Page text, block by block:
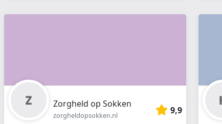
Zorgheld op Sokken
zorgheldopsokken.nl 9,9